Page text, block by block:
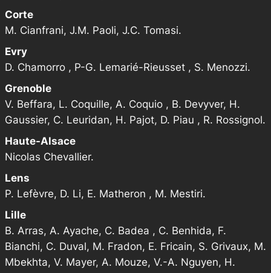
Corte
M. Cianfrani, J.M. Paoli, J.C. Tomasi.
Evry
D. Chamorro , P-G. Lemarié-Rieusset , S. Menozzi.
Grenoble
V. Beffara, L. Coquille, A. Coquio , B. Devyver, H.
Gaussier, C. Leuridan, H. Pajot, D. Piau , R. Rossignol.
Haute-Alsace
Nicolas Chevallier.
Lens
P. Lefèvre, D. Li, E. Matheron , M. Mestiri.
Lille
B. Arras, A. Ayache, C. Badea , C. Benhida, F.
Bianchi, C. Duval, M. Fradon, E. Fricain, S. Grivaux, M.
Mbekhta, V. Mayer, A. Mouze, V.-A. Nguyen, H.